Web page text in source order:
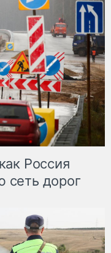
Россия
сеть дорог